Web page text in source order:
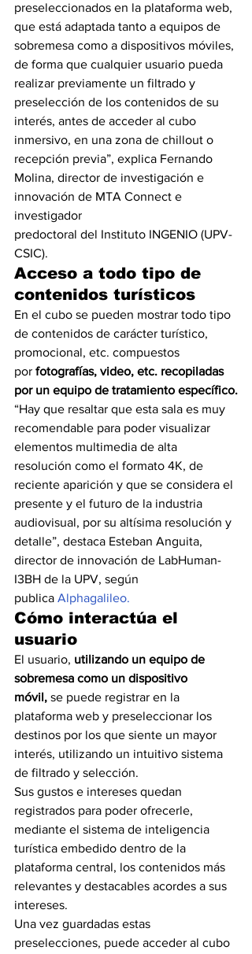
preseleccionados en la plataforma web,
que está adaptada tanto a equipos de
sobremesa como a dispositivos móviles,
de forma que cualquier usuario pueda
realizar previamente un filtrado y
preselección de los contenidos de su
interés, antes de acceder al cubo
inmersivo, en una zona de chillout o
recepción previa”, explica Fernando
Molina, director de investigación e
innovación de MTA Connect e
investigador
predoctoral del Instituto INGENIO (UPV-
CSIC).
Acceso a todo tipo de
contenidos turísticos
En el cubo se pueden mostrar todo tipo
de contenidos de carácter turístico,
promocional, etc. compuestos
por fotografías, video, etc. recopiladas
por un equipo de tratamiento específico.
“Hay que resaltar que esta sala es muy
recomendable para poder visualizar
elementos multimedia de alta
resolución como el formato 4K, de
reciente aparición y que se considera el
presente y el futuro de la industria
audiovisual, por su altísima resolución y
detalle”, destaca Esteban Anguita,
director de innovación de LabHuman-
I3BH de la UPV, según
publica Alphagalileo.
Cómo interactúa el
usuario
El usuario, utilizando un equipo de
sobremesa como un dispositivo
móvil, se puede registrar en la
plataforma web y preseleccionar los
destinos por los que siente un mayor
interés, utilizando un intuitivo sistema
de filtrado y selección.
Sus gustos e intereses quedan
registrados para poder ofrecerle,
mediante el sistema de inteligencia
turística embedido dentro de la
plataforma central, los contenidos más
relevantes y destacables acordes a sus
intereses.
Una vez guardadas estas
preselecciones, puede acceder al cubo